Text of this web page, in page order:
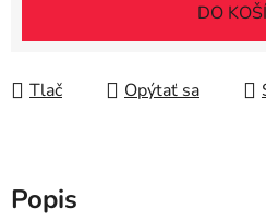
DO
Tlač Opýtať sa
Popis